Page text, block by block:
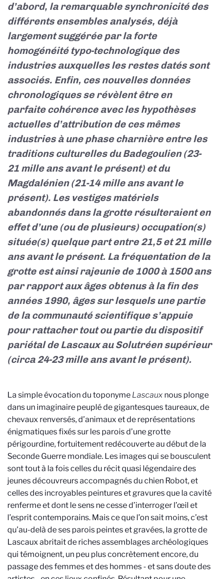
d’abord, la remarquable synchronicité des
différents ensembles analysés, déjà
largement suggérée par la forte
homogénéité typo-technologique des
industries auxquelles les restes datés sont
associés. Enfin, ces nouvelles données
chronologiques se révèlent être en
parfaite cohérence avec les hypothèses
actuelles d’attribution de ces mêmes
industries à une phase charnière entre les
traditions culturelles du Badegoulien (23-
21 mille ans avant le présent) et du
Magdalénien (21-14 mille ans avant le
présent). Les vestiges matériels
abandonnés dans la grotte résulteraient en
effet d’une (ou de plusieurs) occupation(s)
située(s) quelque part entre 21,5 et 21 mille
ans avant le présent. La fréquentation de la
grotte est ainsi rajeunie de 1000 à 1500 ans
par rapport aux âges obtenus à la fin des
années 1990, âges sur lesquels une partie
de la communauté scientifique s’appuie
pour rattacher tout ou partie du dispositif
pariétal de Lascaux au Solutréen supérieur
(circa 24-23 mille ans avant le présent).
La simple évocation du toponyme Lascaux nous plonge
dans un imaginaire peuplé de gigantesques taureaux, de
chevaux renversés, d’animaux et de représentations
énigmatiques fixés sur les parois d’une grotte
périgourdine, fortuitement redécouverte au début de la
Seconde Guerre mondiale. Les images qui se bousculent
sont tout à la fois celles du récit quasi légendaire des
jeunes découvreurs accompagnés du chien Robot, et
celles des incroyables peintures et gravures que la cavité
renferme et dont le sens ne cesse d’interroger l’œil et
l’esprit contemporains. Mais ce que l’on sait moins, c’est
qu’au-delà de ses parois peintes et gravées, la grotte de
Lascaux abritait de riches assemblages archéologiques
qui témoignent, un peu plus concrètement encore, du
passage des femmes et des hommes - et sans doute des